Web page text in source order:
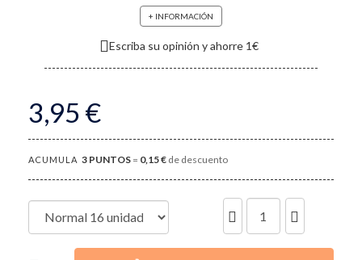
+ INFORMACIÓN
Escriba su opinión y ahorre 1€
3,95 €
ACUMULA 3 PUNTOS = 0,15 € de descuento
UNIDADES